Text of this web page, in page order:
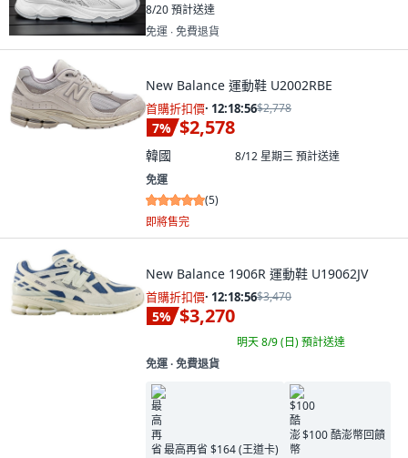
8/20預計送達
免運 ∙ 免費退貨
New Balance 運動鞋 U2002RBE
首購折扣價· 12:18:55$2,778
7% $2,578
韓國 8/12 星期三預計送達
免運
(5)
即將售完
New Balance 1906R 運動鞋 U19062JV
首購折扣價· 12:18:55$3,470
5% $3,270
明天 8/9 (日)預計送達
免運 ∙ 免費退貨
最高再省 $164 (王道卡)
$100 酷澎幣回饋